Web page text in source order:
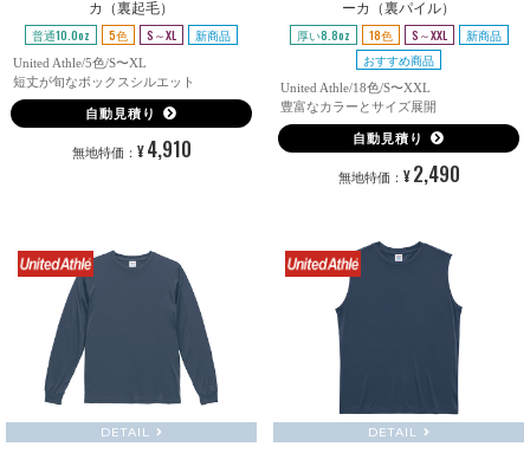
カ（裏起毛）
普通10.0oz 5色 S～XL 新商品
United Athle/5色/S〜XL
短丈が旬なボックスシルエット
自動見積り
無地特価： ¥ 4,910
ーカ（裏パイル）
厚い8.8oz 18色 S～XXL
新商品
おすすめ商品
United Athle/18色/S〜XXL
豊富なカラーとサイズ展開
自動見積り
無地特価： ¥ 2,490
DETAIL DETAIL